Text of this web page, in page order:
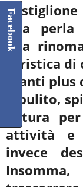
una perla
una
turistica
i tanti
e pulito,
natura
attività e
invece
Facebook